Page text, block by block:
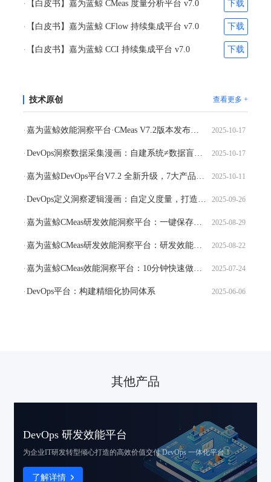
【白皮书】嘉为蓝鲸 CMeas 度量分析平台 v7.0 下载
【白皮书】嘉为蓝鲸 CFlow 持续集成平台 v7.0 下载
【白皮书】嘉为蓝鲸 CCI 持续集成平台 v7.0 下载
技术原创 查看更多 +
嘉为蓝鲸效能洞察平台·CMeas V7.2版本发布：数据同步更及时，指标体系更专业！ 2025-10-17
DevOps洞察数据采集漫画：自建系统≠数据盲盒！度量轻松搞定 2025-10-17
嘉为蓝鲸DevOps平台V7.2 全新升级，7大产品40+特性，携手AI开启企业研发转型新周期 2025-10-11
DevOps定义洞察逻辑漫画：自定义度量，打造专属分析模型 2025-09-26
嘉为蓝鲸CMeas研发效能洞察平台：一键保存你的专属查询仪表板 2025-08-29
嘉为蓝鲸CMeas研发效能洞察平台：研发效能周报，自动推送领导邮箱 2025-08-22
嘉为蓝鲸CMeas效能洞察平台：10分钟快速做出度量报表 2025-07-24
DevOps平台：构建精细化协同体系 2025-06-06
其他产品
DevOps 研发效能平台
为企业IT研发转型倾心打造的高效价值交付 DevOps 一体化平台！
了解详情